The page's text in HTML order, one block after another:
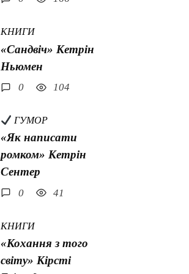
КНИГИ
«Сандвіч» Кетрін
Ньюмен
0 104
ГУМОР
«Як написати
ромком» Кетрін
Сентер
0 41
КНИГИ
«Кохання з того
світу» Кірсті